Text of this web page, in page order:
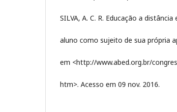
SILVA, A. C. R. Educação a
aluno como sujeito de sua própria
em <http://www.abed.org.br/
htm>. Acesso em 09 nov. 2016.